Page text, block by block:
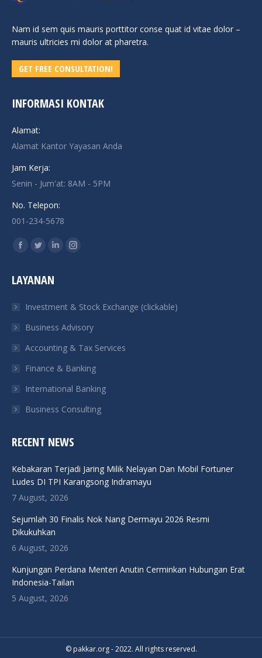
Nam id sem quis mauris porttitor conse quat id vitae dolor –
mauris ultricies mi dolor at pharetra.
GET FREE CONSULTATION!
INFORMASI KONTAK
Alamat:
Alamat Kantor Yayasan Anda
Jam Kerja:
Senin - Jum'at: 8AM - 5PM
No. Telepon:
001-234-5678
Find us on:
Facebook
opens
new
window
Twitter
opens
new
window
Linkedin
new
window
Instagram
new
window
LAYANAN
Investment & Stock Exchange (clickable)
Business Advisory
Accounting & Tax Services
Finance & Banking
International Banking
Business Consulting
RECENT NEWS
Kebakaran Terjadi Jaring Milik Nelayan Dan Mobil Fortuner
Ludes DI TPI Karangsong Indramayu
7 August, 2026
Sejumlah 30 Finalis Nok Nang Dermayu 2026 Resmi
Dikukuhkan
6 August, 2026
Kunjungan Perdana Menteri Anutin Cerminkan Hubungan Erat
Indonesia-Tailan
5 August, 2026
© pakkar.org - 2022. All rights reserved.